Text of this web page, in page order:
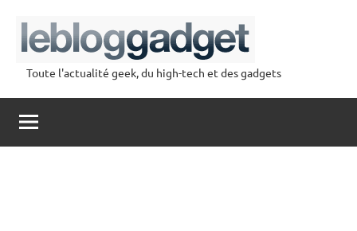
contenu
lebloggadget
Toute l'actualité geek, du high-tech et des gadgets